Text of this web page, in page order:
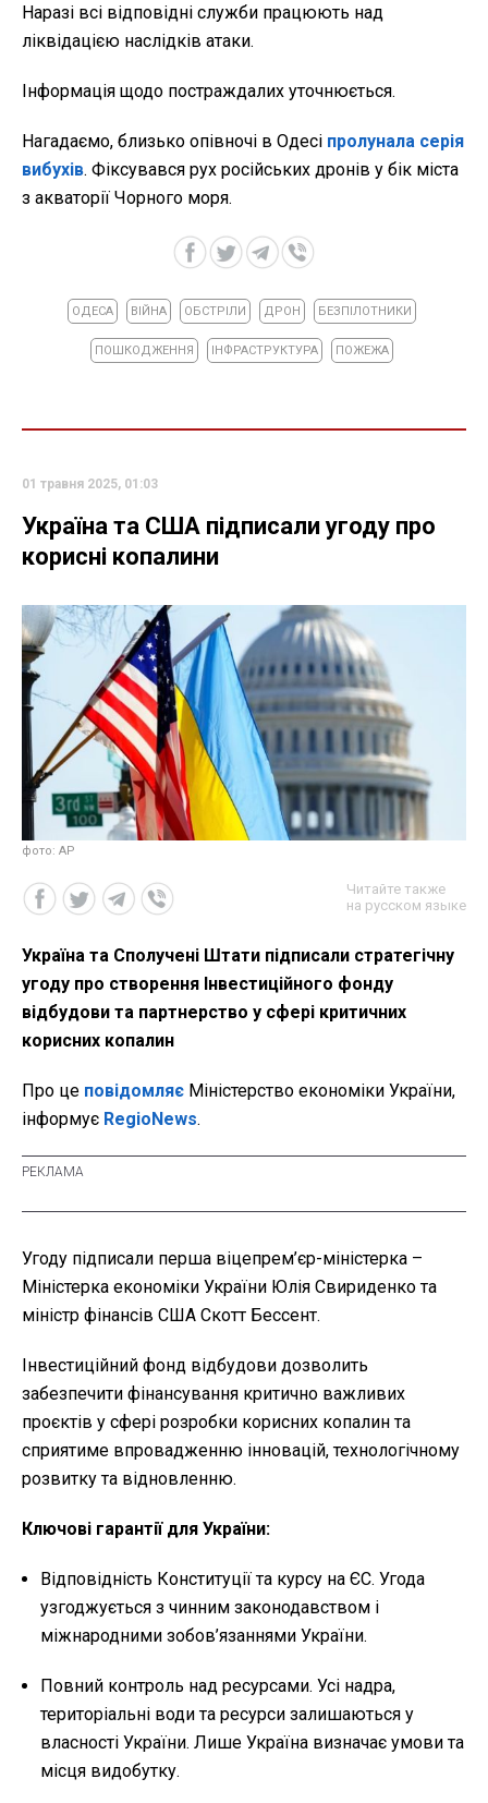
Наразі всі відповідні служби працюють над
ліквідацією наслідків атаки.
Інформація щодо постраждалих уточнюється.
Нагадаємо, близько опівночі в Одесі пролунала серія
вибухів. Фіксувався рух російських дронів у бік міста
з акваторії Чорного моря.
ОДЕСА ВІЙНА ОБСТРІЛИ ДРОН БЕЗПІЛОТНИКИ
ПОШКОДЖЕННЯ ІНФРАСТРУКТУРА ПОЖЕЖА
01 травня 2025, 01:03
Україна та США підписали угоду про
корисні копалини
фото: AP
Читайте также
на русском языке
Україна та Сполучені Штати підписали стратегічну
угоду про створення Інвестиційного фонду
відбудови та партнерство у сфері критичних
корисних копалин
Про це повідомляє Міністерство економіки України,
інформує RegioNews.
Угоду підписали перша віцепрем’єр-міністерка –
Міністерка економіки України Юлія Свириденко та
міністр фінансів США Скотт Бессент.
Інвестиційний фонд відбудови дозволить
забезпечити фінансування критично важливих
проєктів у сфері розробки корисних копалин та
сприятиме впровадженню інновацій, технологічному
розвитку та відновленню.
Ключові гарантії для України:
Відповідність Конституції та курсу на ЄС. Угода
узгоджується з чинним законодавством і
міжнародними зобов’язаннями України.
Повний контроль над ресурсами. Усі надра,
територіальні води та ресурси залишаються у
власності України. Лише Україна визначає умови та
місця видобутку.